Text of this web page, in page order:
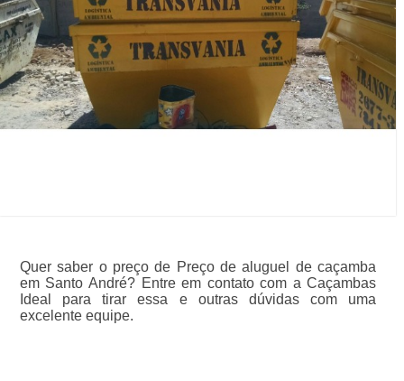
Quer saber o preço de Preço de aluguel de caçamba
em Santo André? Entre em contato com a Caçambas
Ideal para tirar essa e outras dúvidas com uma
excelente equipe.